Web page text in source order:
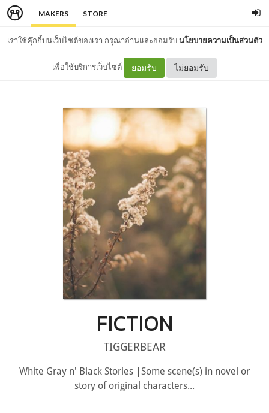
MAKERS STORE
เราใช้คุ๊กกี้บนเว็บไซต์ของเรา กรุณาอ่านและยอมรับนโยบายความเป็นส่วนตัว
เพื่อใช้บริการเว็บไซต์ ยอมรับ ไม่ยอมรับ
FICTION
TIGGERBEAR
White Gray n' Black Stories |Some scene(s) in novel or
story of original characters...